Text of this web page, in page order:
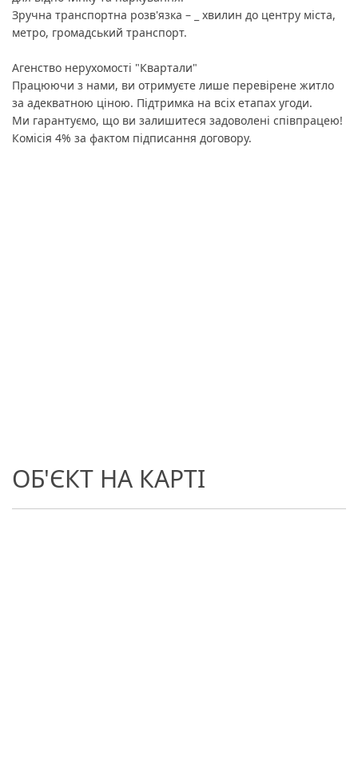
Зручна транспортна розв'язка – _ хвилин до центру міста,
метро, ​​громадський транспорт.
Агенство нерухомості "Квартали"
Працюючи з нами, ви отримуєте лише перевірене житло
за адекватною ціною. Підтримка на всіх етапах угоди.
Ми гарантуємо, що ви залишитеся задоволені співпрацею!
Комісія 4% за фактом підписання договору.
ОБ'ЄКТ НА КАРТІ